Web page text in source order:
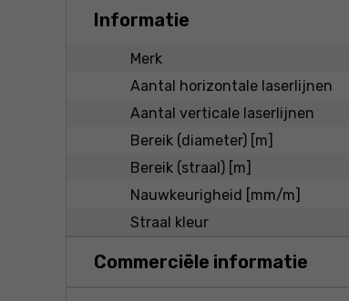
Informatie
Merk
Aantal horizontale laserlijnen
Aantal verticale laserlijnen
Bereik (diameter) [m]
Bereik (straal) [m]
Nauwkeurigheid [mm/m]
Straal kleur
Commerciële informatie